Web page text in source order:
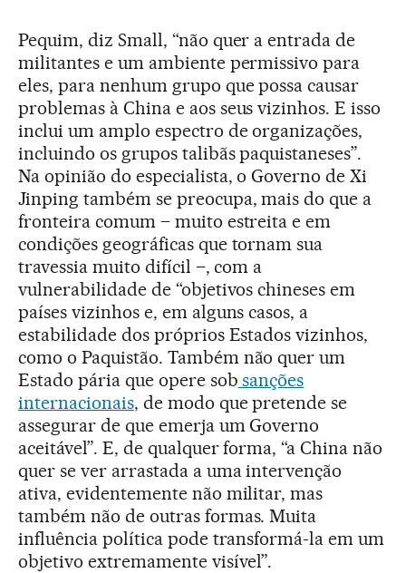
Pequim, diz Small, “não quer a entrada de
militantes e um ambiente permissivo para
eles, para nenhum grupo que possa causar
problemas à China e aos seus vizinhos. E isso
inclui um amplo espectro de organizações,
incluindo os grupos talibãs paquistaneses”.
Na opinião do especialista, o Governo de Xi
Jinping também se preocupa, mais do que a
fronteira comum – muito estreita e em
condições geográficas que tornam sua
travessia muito difícil –, com a
vulnerabilidade de “objetivos chineses em
países vizinhos e, em alguns casos, a
estabilidade dos próprios Estados vizinhos,
como o Paquistão. Também não quer um
Estado pária que opere sob sanções
internacionais, de modo que pretende se
assegurar de que emerja um Governo
aceitável”. E, de qualquer forma, “a China não
quer se ver arrastada a uma intervenção
ativa, evidentemente não militar, mas
também não de outras formas. Muita
influência política pode transformá-la em um
objetivo extremamente visível”.